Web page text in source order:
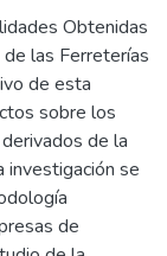
Obtenidas
de las Ferreterías
de esta
sobre los
de la
investigación se
de